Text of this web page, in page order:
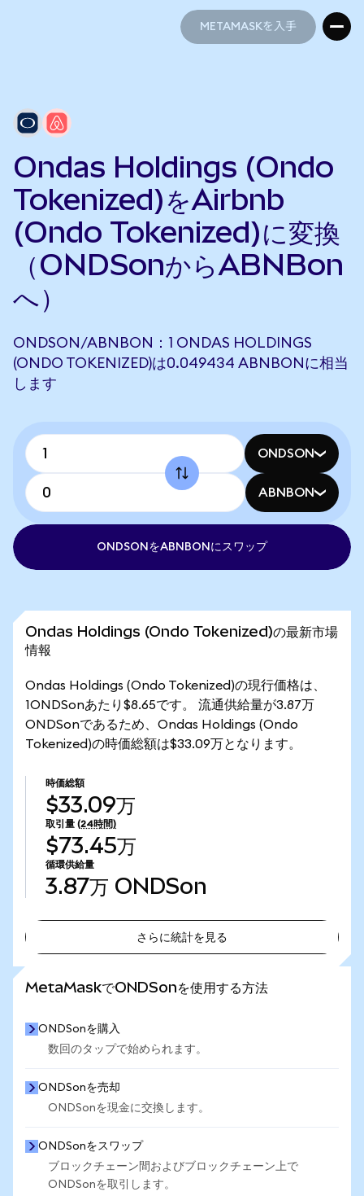
METAMASKを入手
Ondas Holdings (Ondo
Tokenized)をAirbnb
(Ondo Tokenized)に変換
（ONDSonからABNBon
へ）
ONDSON/ABNBON：1 ONDAS HOLDINGS
(ONDO TOKENIZED)は0.049434 ABNBONに相当
します
ONDSON
ABNBON
ONDSONをABNBONにスワップ
Ondas Holdings (Ondo Tokenized)の最新市場
情報
Ondas Holdings (Ondo Tokenized)の現行価格は、
1ONDSonあたり$8.65です。 流通供給量が3.87万
ONDSonであるため、Ondas Holdings (Ondo
Tokenized)の時価総額は$33.09万となります。
時価総額
$33.09万
取引量 (24時間)
$73.45万
循環供給量
3.87万 ONDSon
さらに統計を見る
MetaMaskでONDSonを使用する方法
ONDSonを購入
数回のタップで始められます。
ONDSonを売却
ONDSonを現金に交換します。
ONDSonをスワップ
ブロックチェーン間およびブロックチェーン上で
ONDSonを取引します。